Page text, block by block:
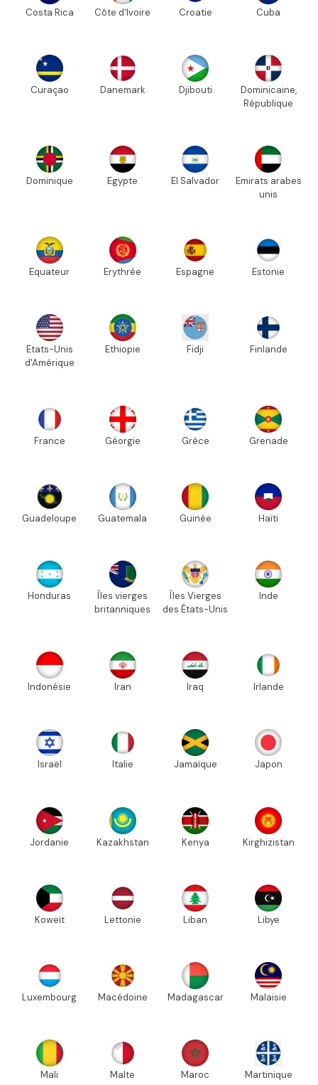
Costa Rica Côte d'Ivoire Croatie Cuba
Curaçao Danemark Djibouti
Dominicaine,
République
Dominique Egypte El Salvador
Emirats arabes
unis
Equateur Erythrée Espagne Estonie
Etats-Unis
d'Amérique
Ethiopie Fidji Finlande
France Géorgie Grèce Grenade
Guadeloupe Guatemala Guinée Haïti
Honduras
Îles vierges
britanniques
Îles Vierges
des États-Unis
Inde
Indonésie Iran Iraq Irlande
Israël Italie Jamaïque Japon
Jordanie Kazakhstan Kenya Kirghizistan
Koweït Lettonie Liban Libye
Luxembourg Macédoine Madagascar Malaisie
Mali Malte Maroc Martinique